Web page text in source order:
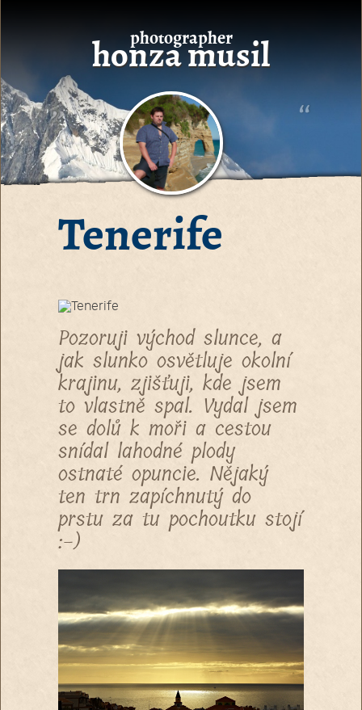
photographer
honza musil
Tenerife
Pozoruji východ slunce, a
jak slunko osvětluje okolní
krajinu, zjišťuji, kde jsem
to vlastně spal. Vydal jsem
se dolů k moři a cestou
snídal lahodné plody
ostnaté opuncie. Nějaký
ten trn zapíchnutý do
prstu za tu pochoutku stojí
:-)